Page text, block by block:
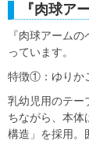
『肉球ア
『肉球アーム
っています。
特徴①：ゆりか
乳幼児用のテー
ちながら、本体
構造」を採用。